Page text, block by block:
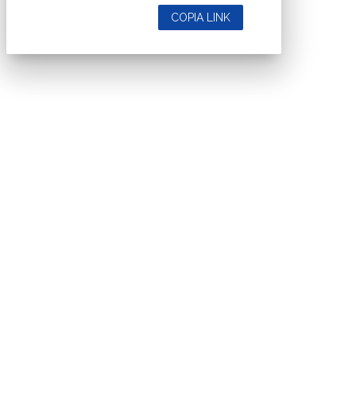
COPIA LINK